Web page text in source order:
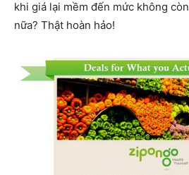
khi giá lại mềm đến mức không
nữa? Thật hoàn hảo!